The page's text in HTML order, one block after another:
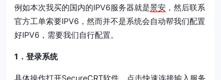
例如本次我买的国内的IPV6服务器就是景安 ，然后联系
官方工单索要IPV6，然而并不是系统会自动帮我们配置
好IPV6，需要我们自行配置。
1． 登录系统